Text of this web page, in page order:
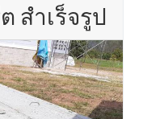
สำเร็จรูป